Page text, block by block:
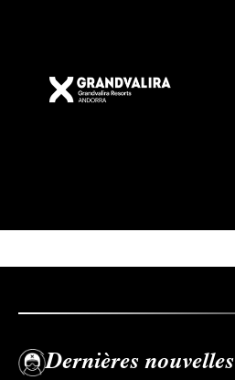
Image
Dernières nouvelles